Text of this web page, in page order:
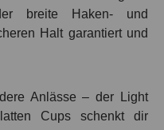
breite Haken- und
Halt garantiert und
Anlässe – der Light
Cups schenkt dir